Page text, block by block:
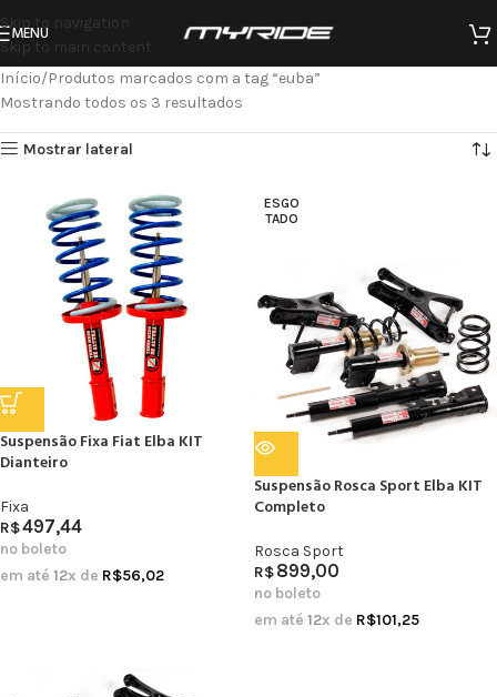
Skip to navigation
Skip to main content
MENU
Início Produtos marcados com a tag “euba”
Mostrando todos os 3 resultados
Mostrar lateral
Suspensão Fixa Fiat Elba KIT
Dianteiro
Fixa
R$497,44
no boleto
em até 12x de R$56,02
ESGO
TADO
Suspensão Rosca Sport Elba KIT
Completo
Rosca Sport
R$899,00
no boleto
em até 12x de R$101,25